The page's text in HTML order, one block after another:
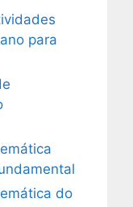
para
do